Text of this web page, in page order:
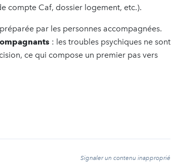
compte Caf, dossier logement, etc.).
par les personnes accompagnées.
: les troubles psychiques ne sont
ce qui compose un premier pas vers
Signaler un contenu inapproprié